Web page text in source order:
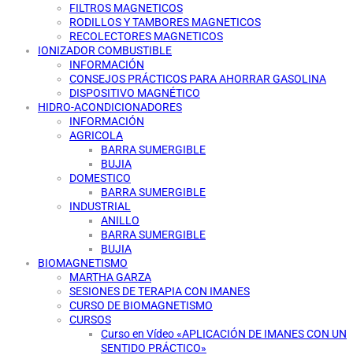
FILTROS MAGNETICOS
RODILLOS Y TAMBORES MAGNETICOS
RECOLECTORES MAGNETICOS
IONIZADOR COMBUSTIBLE
INFORMACIÓN
CONSEJOS PRÁCTICOS PARA AHORRAR GASOLINA
DISPOSITIVO MAGNÉTICO
HIDRO-ACONDICIONADORES
INFORMACIÓN
AGRICOLA
BARRA SUMERGIBLE
BUJIA
DOMESTICO
BARRA SUMERGIBLE
INDUSTRIAL
ANILLO
BARRA SUMERGIBLE
BUJIA
BIOMAGNETISMO
MARTHA GARZA
SESIONES DE TERAPIA CON IMANES
CURSO DE BIOMAGNETISMO
CURSOS
Curso en Vídeo «APLICACIÓN DE IMANES CON UN
SENTIDO PRÁCTICO»